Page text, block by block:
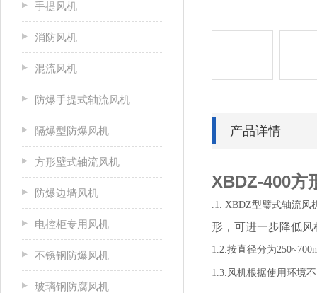
手提风机
消防风机
混流风机
防爆手提式轴流风机
隔爆型防爆风机
方形壁式轴流风机
防爆边墙风机
电控柜专用风机
不锈钢防爆风机
玻璃钢防腐风机
产品详情
XBDZ-400方
.1. XBDZ型璧式轴流风
形，可进一步降低
1.2.按直径分为
1.3.风机根据使用环境